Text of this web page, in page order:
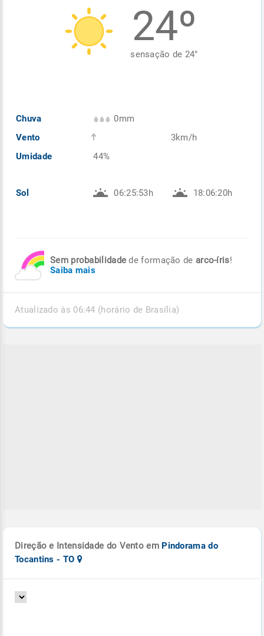
24º
sensação de 24°
Chuva
Vento
Umidade
0mm
44%
3km/h
Sol 06:25:53h 18:06:20h
Sem probabilidade de formação de arco-íris!
Saiba mais
Atualizado às 06:44 (horário de Brasília)
Direção e Intensidade do Vento em Pindorama do
Tocantins - TO